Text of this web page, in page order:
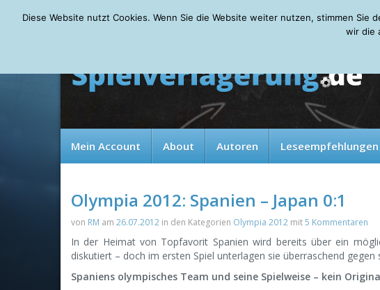
Sunday, 09.08.2026
Mein Account About Autoren Leseempfehlungen
Olympia 2012: Spanien – Japan 0:1
von RM am 26.07.2012 in den Kategorien Olympia 2012 mit5 Kommentaren
In der Heimat von Topfavorit Spanien wird bereits über ein
diskutiert – doch im ersten Spiel unterlagen sie überraschend gegen
Spaniens olympisches Team und seine Spielweise – kein
Diese Website nutzt Cookies. Wenn Sie die Website weiter nutzen, stimmen
wir die